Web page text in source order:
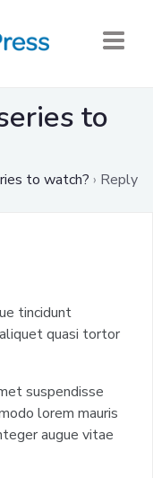
to
to watch? › Reply
tincidunt
quasi tortor
suspendisse
lorem mauris
augue vitae